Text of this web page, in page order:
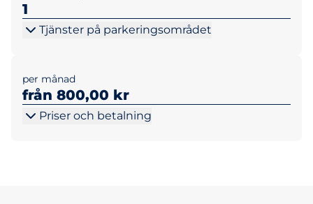
1
Tjänster på parkeringsområdet
per månad
från 800,00 kr
Priser och betalning